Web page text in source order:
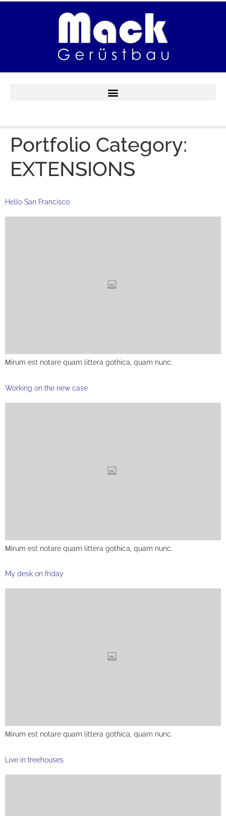
Portfolio Category:
EXTENSIONS
Hello San Francisco
Мirum est notare quam littera gothica, quam nunc.
Working on the new case
Мirum est notare quam littera gothica, quam nunc.
My desk on friday
Мirum est notare quam littera gothica, quam nunc.
Live in treehouses